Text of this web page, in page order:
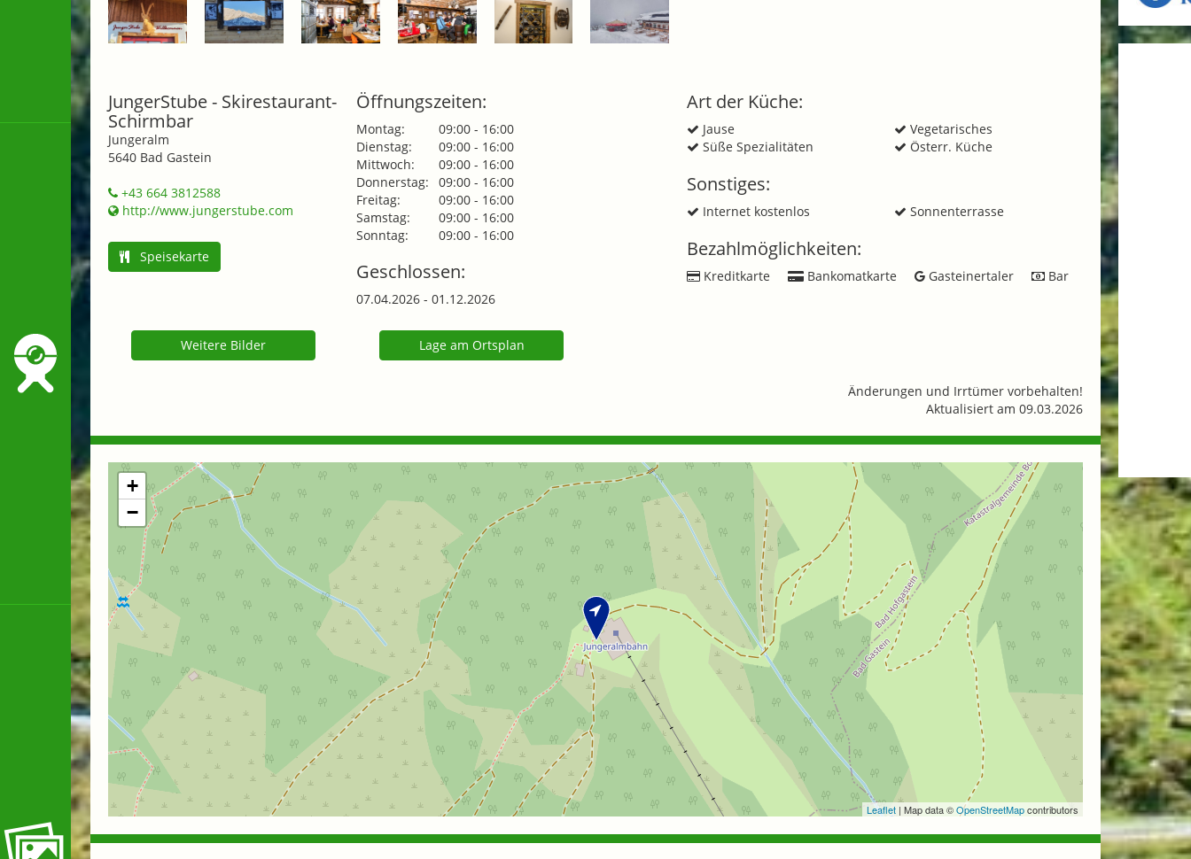
JungerStube - Skirestaurant-
Schirmbar
Jungeralm
5640 Bad Gastein
+43 664 3812588
http://www.jungerstube.com
Speisekarte
Öffnungszeiten:
Montag:
09:00 - 16:00
Dienstag:
09:00 - 16:00
Mittwoch:
09:00 - 16:00
Donnerstag:
09:00 - 16:00
Freitag:
09:00 - 16:00
Samstag:
09:00 - 16:00
Sonntag:
09:00 - 16:00
Geschlossen:
07.04.2026 - 01.12.2026
Art der Küche:
Jause
Süße Spezialitäten
Vegetarisches
Österr. Küche
Sonstiges:
Internet kostenlos Sonnenterrasse
Bezahlmöglichkeiten:
Kreditkarte Bankomatkarte Gasteinertaler Bar
Weitere Bilder Lage am Ortsplan
Änderungen und Irrtümer vorbehalten!
Aktualisiert am 09.03.2026
+
−
Leaflet | Map data ©OpenStreetMapcontributors